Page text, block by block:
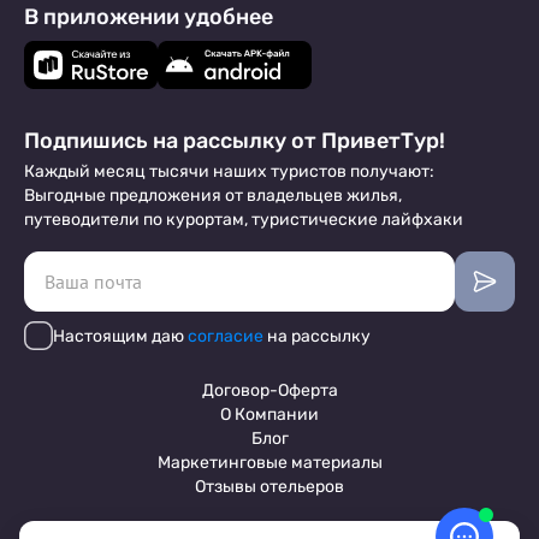
В приложении удобнее
Подпишись на рассылку от ПриветТур!
Каждый месяц тысячи наших туристов получают:
Выгодные предложения от владельцев жилья,
путеводители по курортам, туристические лайфхаки
Настоящим даюсогласие на рассылку
Договор-Оферта
О Компании
Блог
Маркетинговые материалы
Отзывы отельеров